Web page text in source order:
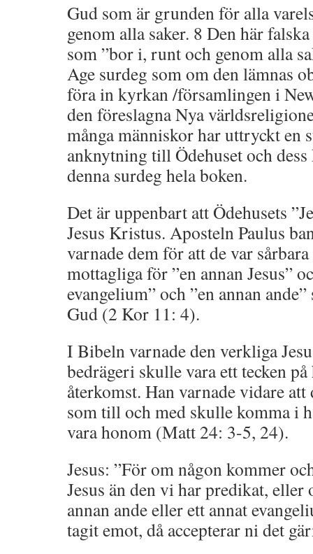
Gud som är grunden för alla
genom alla saker. 8 Den här
som ”bor i, runt och genom alla
Age surdeg som om den lämnas
föra in kyrkan /församlingen i
den föreslagna Nya
många människor har uttryckt en
anknytning till Ödehuset och
denna surdeg hela boken.
Det är uppenbart att Ödehusets
Jesus Kristus. Aposteln Paulus
varnade dem för att de var
mottagliga för ”en annan Jesus”
evangelium” och ”en annan
Gud (2 Kor 11: 4).
I Bibeln varnade den verkliga
bedrägeri skulle vara ett tecken på
återkomst. Han varnade vidare
som till och med skulle komma i
vara honom (Matt 24: 3-5, 24).
Jesus: ”För om någon kommer
Jesus än den vi har predikat, eller
annan ande eller ett annat
tagit emot, då accepterar ni det